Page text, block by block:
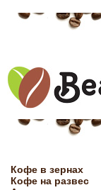
Кофе в зернах
Кофе на развес